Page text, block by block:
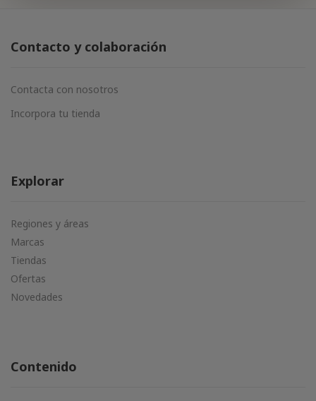
Contacto y colaboración
Contacta con nosotros
Incorpora tu tienda
Explorar
Regiones y áreas
Marcas
Tiendas
Ofertas
Novedades
Contenido